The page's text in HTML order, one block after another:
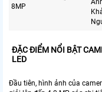
8MP
ĐẶC ĐIỂM NỔI BẬT
LED
Đầu tiên, hình ảnh của